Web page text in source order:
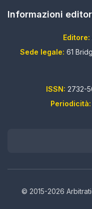
Informazioni
Editore:
Sede legale: 61
ISSN: 2732-
Periodicità:
© 2015-2026